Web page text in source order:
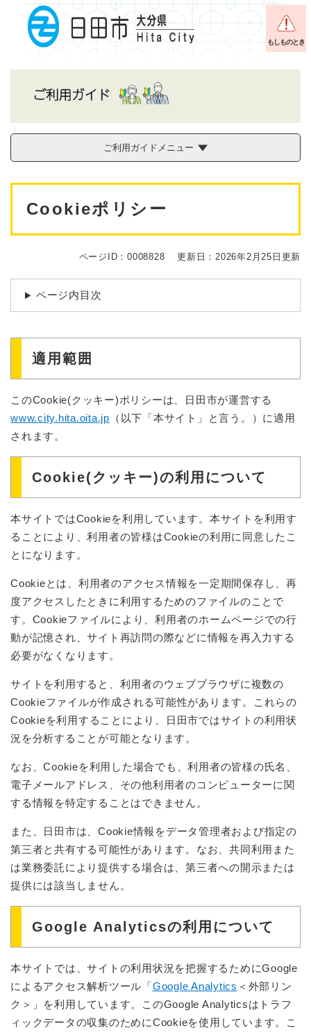
メニューを飛ばして本文へ
もしものとき
ご利用ガイドメニュー
Cookieポリシー
ページID：0008828 更新日：2026年2月25日更新
ページ内目次
適用範囲
このCookie(クッキー)ポリシーは、日田市が運営する
www.city.hita.oita.jp （以下「本サイト」と言う。）に適用
されます。
Cookie(クッキー)の利用について
本サイトではCookieを利用しています。本サイトを利用す
ることにより、利用者の皆様はCookieの利用に同意したこ
とになります。
Cookieとは、利用者のアクセス情報を一定期間保存し、再
度アクセスしたときに利用するためのファイルのことで
す。Cookieファイルにより、利用者のホームページでの行
動が記憶され、サイト再訪問の際などに情報を再入力する
必要がなくなります。
サイトを利用すると、利用者のウェブブラウザに複数の
Cookieファイルが作成される可能性があります。これらの
Cookieを利用することにより、日田市ではサイトの利用状
況を分析することが可能となります。
なお、Cookieを利用した場合でも、利用者の皆様の氏名、
電子メールアドレス、その他利用者のコンピューターに関
する情報を特定することはできません。
また、日田市は、Cookie情報をデータ管理者および指定の
第三者と共有する可能性があります。なお、共同利用また
は業務委託により提供する場合は、第三者への開示または
提供には該当しません。
Google Analyticsの利用について
本サイトでは、サイトの利用状況を把握するためにGoogle
によるアクセス解析ツール「Google Analytics ＜外部リン
ク＞ 」を利用しています。このGoogle Analyticsはトラフ
ィックデータの収集のためにCookieを使用しています。こ